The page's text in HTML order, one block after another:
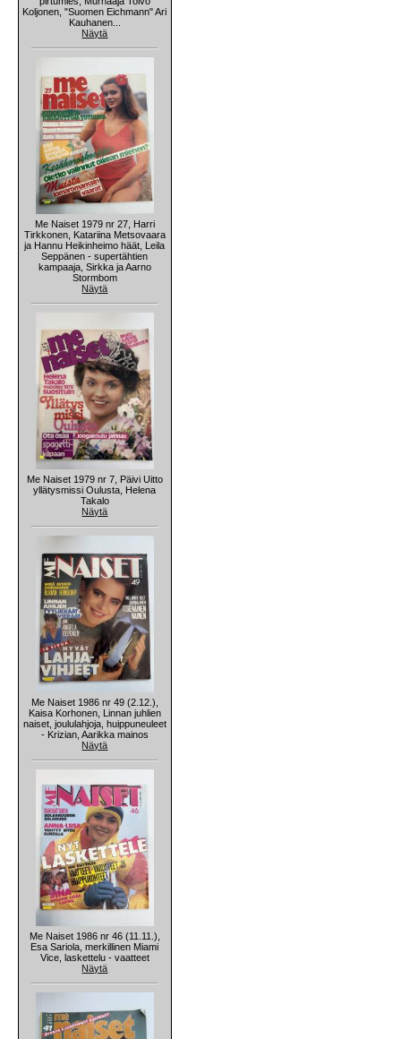
Koljonen, "Suomen Eichmann" Ari
Kauhanen...
Näytä
Me Naiset 1979 nr 27, Harri
Tirkkonen, Katariina Metsovaara
ja Hannu Heikinheimo häät, Leila
Seppänen - supertähtien
kampaaja, Sirkka ja Aarno
Stormbom
Näytä
Me Naiset 1979 nr 7, Päivi Uitto
yllätysmissi Oulusta, Helena
Takalo
Näytä
Me Naiset 1986 nr 49 (2.12.),
Kaisa Korhonen, Linnan juhlien
naiset, joululahjoja, huippuneuleet
- Krizian, Aarikka mainos
Näytä
Me Naiset 1986 nr 46 (11.11.),
Esa Sariola, merkillinen Miami
Vice, laskettelu - vaatteet
Näytä